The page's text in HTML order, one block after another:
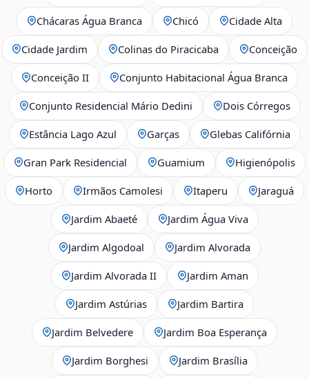
Chácaras Água Branca Chicó Cidade Alta
Cidade Jardim Colinas do Piracicaba Conceição
Conceição II Conjunto Habitacional Água Branca
Conjunto Residencial Mário Dedini Dois Córregos
Estância Lago Azul Garças Glebas Califórnia
Gran Park Residencial Guamium Higienópolis
Horto Irmãos Camolesi Itaperu Jaraguá
Jardim Abaeté Jardim Água Viva
Jardim Algodoal Jardim Alvorada
Jardim Alvorada II Jardim Aman
Jardim Astúrias Jardim Bartira
Jardim Belvedere Jardim Boa Esperança
Jardim Borghesi Jardim Brasília